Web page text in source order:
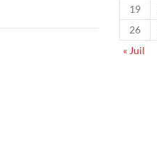
19
26
« Juil